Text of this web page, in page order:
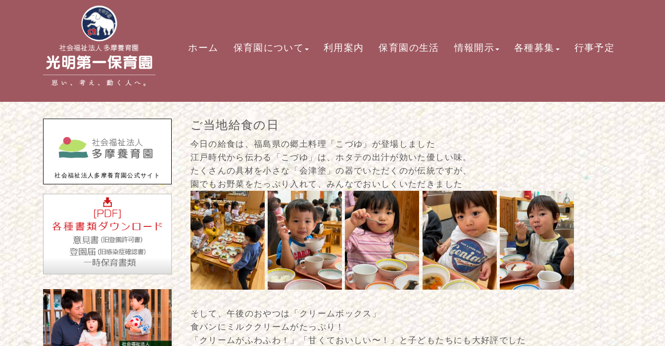
ホーム 保育園について 利用案内 保育園の生活 情報開示 各種募集 行事予定
ご当地給食の日
今日の給食は、福島県の郷土料理「こづゆ」が登場しました
江戸時代から伝わる「こづゆ」は、ホタテの出汁が効いた優しい味。
たくさんの具材を小さな「会津塗」の器でいただくのが伝統ですが、
園でもお野菜をたっぷり入れて、みんなでおいしくいただきました
そして、午後のおやつは「クリームボックス」
食パンにミルククリームがたっぷり！
「クリームがふわふわ！」「甘くておいしい〜！」と子どもたちにも大好評でした
社会福祉法人多摩養育園公式サイト